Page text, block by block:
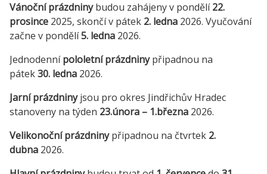
Vánoční prázdninybudou zahájeny v pondělí22.
prosince 2025, skončí v pátek 2. ledna 2026. Vyučování
začne v pondělí5. ledna 2026.
Jednodennípololetní prázdninypřipadnou na
pátek30. ledna 2026.
Jarní prázdninyjsou pro okres Jindřichův Hradec
stanoveny na týden 23.února – 1.března 2026.
Velikonoční prázdninypřipadnou na čtvrtek 2.
dubna 2026.